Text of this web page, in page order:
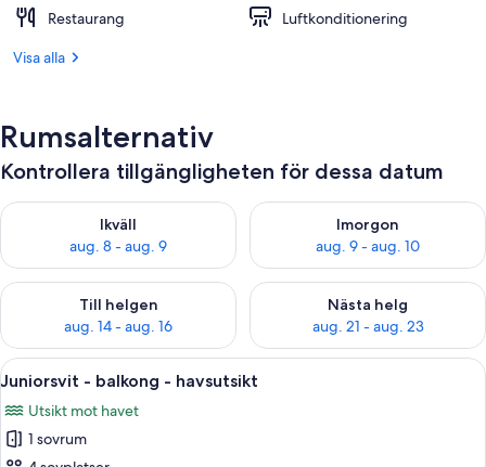
Restaurang
Luftkonditionering
Visa alla
Rumsalternativ
Kontrollera tillgängligheten för dessa datum
Ikväll
aug. 8 - aug. 9
Kontrollera tillgängligheten för ikväll aug. 8 - aug. 9
Imorgon
aug. 9 - aug. 10
Kontrollera tillgängligheten
Till helgen
aug. 14 - aug. 16
Kontrollera tillgängligheten för den här helgen aug. 14 - aug.
Nästa helg
aug. 21 - aug. 23
Kontrollera tillgängligheten
Öppna
alla
foton
för
Ett hotellrum med en stor säng, en
8
Juniorsvit - balkong - havsutsikt
Utsikt mot havet
1 sovrum